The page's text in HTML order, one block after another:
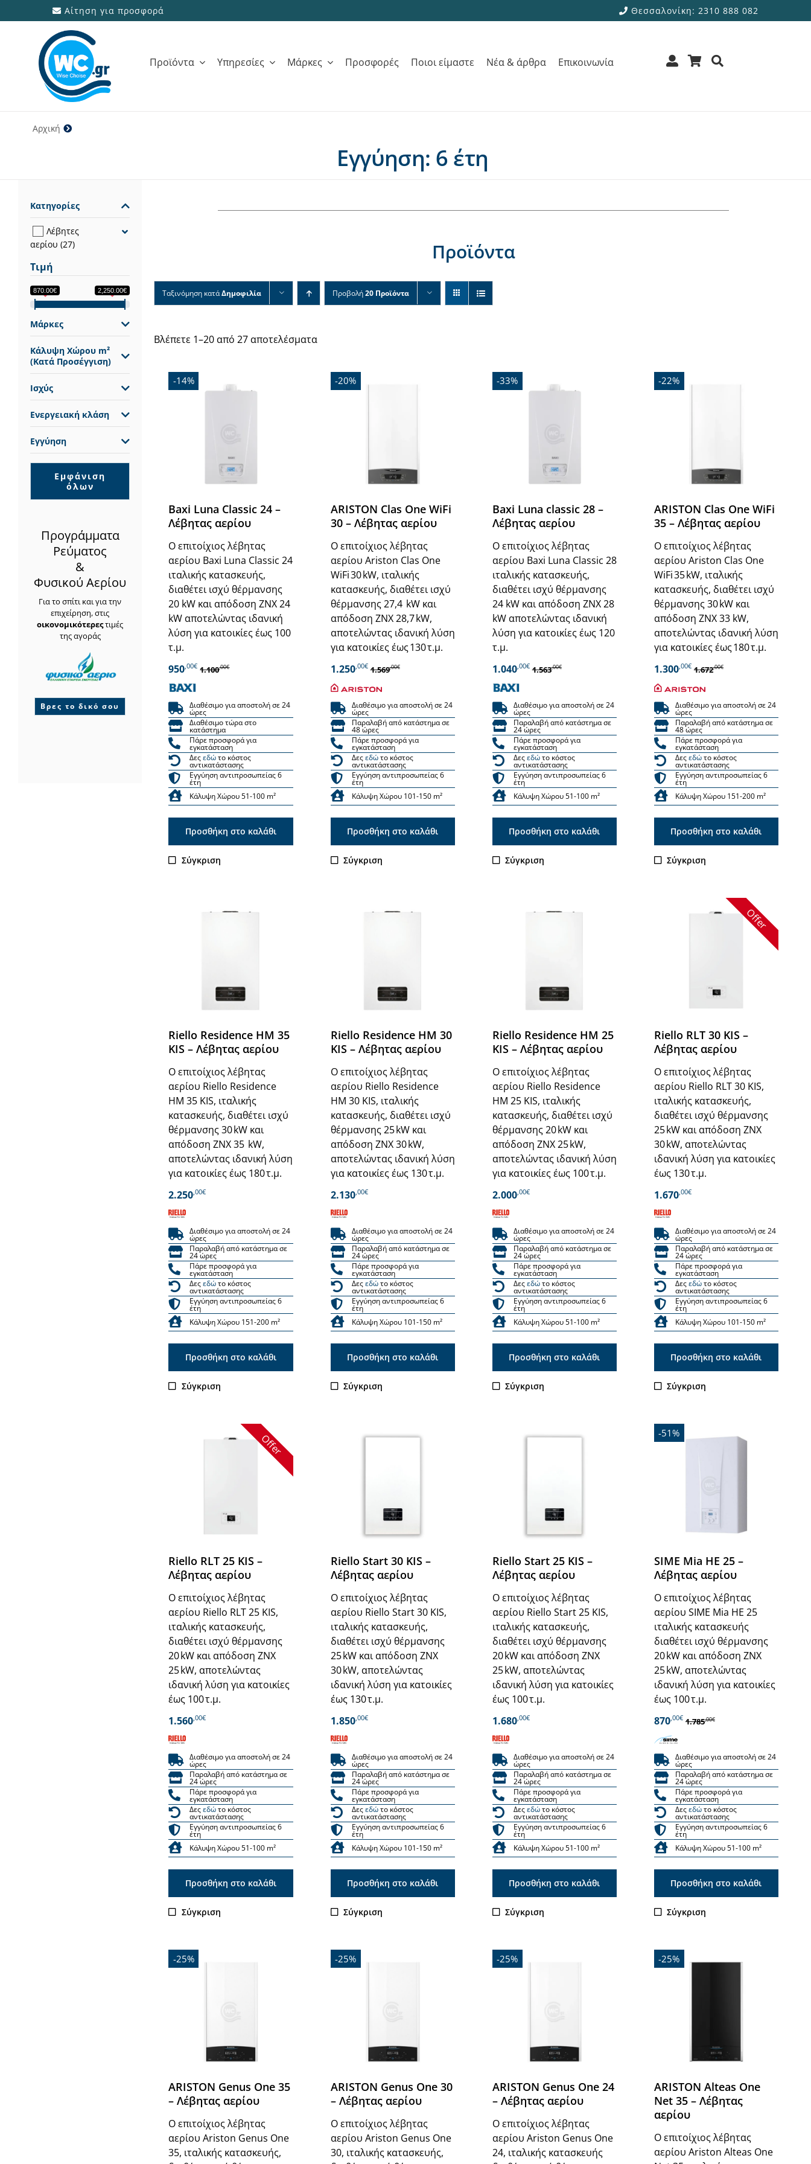
στο
περιεχόμενο
Αίτηση για προσφορά Θεσσαλονίκη: 2310 888 082
Προϊόντα Υπηρεσίες Μάρκες Προσφορές Ποιοι είμαστε Νέα & άρθρα Επικοινωνία
Αρχική
Εγγύηση: 6 έτη
Προϊόντα
Ταξινόμηση κατάΔημοφιλία Προβολή20 Προϊόντα
Βλέπετε 1–20 από 27 αποτελέσματα
-14%
Baxi Luna Classic 24 –
Λέβητας αερίου
Ο επιτοίχιος λέβητας
αερίου Baxi Luna Classic 24
ιταλικής κατασκευής,
διαθέτει ισχύ θέρμανσης
20 kW και απόδοση ΖΝΧ 24
kW αποτελώντας ιδανική
λύση για κατοικίες έως 100
τ.μ.
950,00€ 1.100,00€
Διαθέσιμο για αποστολή σε 24
ώρες
Διαθέσιμο τώρα στο
κατάστημα
Πάρε προσφορά για
εγκατάσταση
Δεςεδώτο κόστος
αντικατάστασης
Εγγύηση αντιπροσωπείας 6
έτη
Κάλυψη Χώρου 51-100 m²
Προσθήκη στο καλάθι
Σύγκριση
-20%
ARISTON Clas One WiFi
30 – Λέβητας αερίου
Ο επιτοίχιος λέβητας
αερίου Ariston Clas One
WiFi 30 kW, ιταλικής
κατασκευής, διαθέτει ισχύ
θέρμανσης 27,4 kW και
απόδοση ΖΝΧ 28,7 kW,
αποτελώντας ιδανική λύση
για κατοικίες έως 130 τ.μ.
1.250,00€ 1.569,00€
Διαθέσιμο για αποστολή σε 24
ώρες
Παραλαβή από κατάστημα σε
48 ώρες
Πάρε προσφορά για
εγκατάσταση
Δεςεδώτο κόστος
αντικατάστασης
Εγγύηση αντιπροσωπείας 6
έτη
Κάλυψη Χώρου 101-150 m²
Προσθήκη στο καλάθι
Σύγκριση
-33%
Baxi Luna classic 28 –
Λέβητας αερίου
Ο επιτοίχιος λέβητας
αερίου Baxi Luna Classic 28
ιταλικής κατασκευής,
διαθέτει ισχύ θέρμανσης
24 kW και απόδοση ΖΝΧ 28
kW αποτελώντας ιδανική
λύση για κατοικίες έως 120
τ.μ.
1.040,00€ 1.563,00€
Διαθέσιμο για αποστολή σε 24
ώρες
Παραλαβή από κατάστημα σε
24 ώρες
Πάρε προσφορά για
εγκατάσταση
Δεςεδώτο κόστος
αντικατάστασης
Εγγύηση αντιπροσωπείας 6
έτη
Κάλυψη Χώρου 51-100 m²
Προσθήκη στο καλάθι
Σύγκριση
-22%
ARISTON Clas One WiFi
35 – Λέβητας αερίου
Ο επιτοίχιος λέβητας
αερίου Ariston Clas One
WiFi 35 kW, ιταλικής
κατασκευής, διαθέτει ισχύ
θέρμανσης 30 kW και
απόδοση ΖΝΧ 33 kW,
αποτελώντας ιδανική λύση
για κατοικίες έως 180 τ.μ.
1.300,00€ 1.672,00€
Διαθέσιμο για αποστολή σε 24
ώρες
Παραλαβή από κατάστημα σε
48 ώρες
Πάρε προσφορά για
εγκατάσταση
Δεςεδώτο κόστος
αντικατάστασης
Εγγύηση αντιπροσωπείας 6
έτη
Κάλυψη Χώρου 151-200 m²
Προσθήκη στο καλάθι
Σύγκριση
Riello Residence ΗΜ 35
KIS – Λέβητας αερίου
Ο επιτοίχιος λέβητας
αερίου Riello Residence
HM 35 KIS, ιταλικής
κατασκευής, διαθέτει ισχύ
θέρμανσης 30 kW και
απόδοση ΖΝΧ 35 kW,
αποτελώντας ιδανική λύση
για κατοικίες έως 180 τ.μ.
2.250,00€
Διαθέσιμο για αποστολή σε 24
ώρες
Παραλαβή από κατάστημα σε
24 ώρες
Πάρε προσφορά για
εγκατάσταση
Δεςεδώτο κόστος
αντικατάστασης
Εγγύηση αντιπροσωπείας 6
έτη
Κάλυψη Χώρου 151-200 m²
Προσθήκη στο καλάθι
Σύγκριση
Riello Residence HM 30
KIS – Λέβητας αερίου
Ο επιτοίχιος λέβητας
αερίου Riello Residence
HM 30 KIS, ιταλικής
κατασκευής, διαθέτει ισχύ
θέρμανσης 25 kW και
απόδοση ΖΝΧ 30 kW,
αποτελώντας ιδανική λύση
για κατοικίες έως 130 τ.μ.
2.130,00€
Διαθέσιμο για αποστολή σε 24
ώρες
Παραλαβή από κατάστημα σε
24 ώρες
Πάρε προσφορά για
εγκατάσταση
Δεςεδώτο κόστος
αντικατάστασης
Εγγύηση αντιπροσωπείας 6
έτη
Κάλυψη Χώρου 101-150 m²
Προσθήκη στο καλάθι
Σύγκριση
Riello Residence HM 25
KIS – Λέβητας αερίου
Ο επιτοίχιος λέβητας
αερίου Riello Residence
HM 25 KIS, ιταλικής
κατασκευής, διαθέτει ισχύ
θέρμανσης 20 kW και
απόδοση ΖΝΧ 25 kW,
αποτελώντας ιδανική λύση
για κατοικίες έως 100 τ.μ.
2.000,00€
Διαθέσιμο για αποστολή σε 24
ώρες
Παραλαβή από κατάστημα σε
24 ώρες
Πάρε προσφορά για
εγκατάσταση
Δεςεδώτο κόστος
αντικατάστασης
Εγγύηση αντιπροσωπείας 6
έτη
Κάλυψη Χώρου 51-100 m²
Προσθήκη στο καλάθι
Σύγκριση
Offer
Riello RLT 30 KIS –
Λέβητας αερίου
Ο επιτοίχιος λέβητας
αερίου Riello RLT 30 KIS,
ιταλικής κατασκευής,
διαθέτει ισχύ θέρμανσης
25 kW και απόδοση ΖΝΧ
30 kW, αποτελώντας
ιδανική λύση για κατοικίες
έως 130 τ.μ.
1.670,00€
Διαθέσιμο για αποστολή σε 24
ώρες
Παραλαβή από κατάστημα σε
24 ώρες
Πάρε προσφορά για
εγκατάσταση
Δεςεδώτο κόστος
αντικατάστασης
Εγγύηση αντιπροσωπείας 6
έτη
Κάλυψη Χώρου 101-150 m²
Προσθήκη στο καλάθι
Σύγκριση
Offer
Riello RLT 25 KIS –
Λέβητας αερίου
Ο επιτοίχιος λέβητας
αερίου Riello RLT 25 KIS,
ιταλικής κατασκευής,
διαθέτει ισχύ θέρμανσης
20 kW και απόδοση ΖΝΧ
25 kW, αποτελώντας
ιδανική λύση για κατοικίες
έως 100 τ.μ.
1.560,00€
Διαθέσιμο για αποστολή σε 24
ώρες
Παραλαβή από κατάστημα σε
24 ώρες
Πάρε προσφορά για
εγκατάσταση
Δεςεδώτο κόστος
αντικατάστασης
Εγγύηση αντιπροσωπείας 6
έτη
Κάλυψη Χώρου 51-100 m²
Προσθήκη στο καλάθι
Σύγκριση
Riello Start 30 KIS –
Λέβητας αερίου
Ο επιτοίχιος λέβητας
αερίου Riello Start 30 KIS,
ιταλικής κατασκευής,
διαθέτει ισχύ θέρμανσης
25 kW και απόδοση ZNX
30 kW, αποτελώντας
ιδανική λύση για κατοικίες
έως 130 τ.μ.
1.850,00€
Διαθέσιμο για αποστολή σε 24
ώρες
Παραλαβή από κατάστημα σε
24 ώρες
Πάρε προσφορά για
εγκατάσταση
Δεςεδώτο κόστος
αντικατάστασης
Εγγύηση αντιπροσωπείας 6
έτη
Κάλυψη Χώρου 101-150 m²
Προσθήκη στο καλάθι
Σύγκριση
Riello Start 25 KIS –
Λέβητας αερίου
Ο επιτοίχιος λέβητας
αερίου Riello Start 25 KIS,
ιταλικής κατασκευής,
διαθέτει ισχύ θέρμανσης
20 kW και απόδοση ZNX
25 kW, αποτελώντας
ιδανική λύση για κατοικίες
έως 100 τ.μ.
1.680,00€
Διαθέσιμο για αποστολή σε 24
ώρες
Παραλαβή από κατάστημα σε
24 ώρες
Πάρε προσφορά για
εγκατάσταση
Δεςεδώτο κόστος
αντικατάστασης
Εγγύηση αντιπροσωπείας 6
έτη
Κάλυψη Χώρου 51-100 m²
Προσθήκη στο καλάθι
Σύγκριση
-51%
SIME Mia HE 25 –
Λέβητας αερίου
Ο επιτοίχιος λέβητας
αερίου SIME Mia HE 25
ιταλικής κατασκευής
διαθέτει ισχύ θέρμανσης
20 kW και απόδοση ΖΝΧ
25 kW, αποτελώντας
ιδανική λύση για κατοικίες
έως 100 τ.μ.
870,00€ 1.785,00€
Διαθέσιμο για αποστολή σε 24
ώρες
Παραλαβή από κατάστημα σε
24 ώρες
Πάρε προσφορά για
εγκατάσταση
Δεςεδώτο κόστος
αντικατάστασης
Εγγύηση αντιπροσωπείας 6
έτη
Κάλυψη Χώρου 51-100 m²
Προσθήκη στο καλάθι
Σύγκριση
-25%
ARISTON Genus One 35
– Λέβητας αερίου
Ο επιτοίχιος λέβητας
αερίου Ariston Genus One
35, ιταλικής κατασκευής,
-25%
ARISTON Genus One 30
– Λέβητας αερίου
Ο επιτοίχιος λέβητας
αερίου Ariston Genus One
30, ιταλικής κατασκευής,
-25%
ARISTON Genus One 24
– Λέβητας αερίου
Ο επιτοίχιος λέβητας
αερίου Ariston Genus One
24, ιταλικής κατασκευής
-25%
ARISTON Alteas One
Net 35 – Λέβητας
αερίου
Ο επιτοίχιος λέβητας
αερίου Ariston Alteas One
Κατηγορίες
Λέβητες
αερίου (27)
Τιμή
870.00€ 2,250.00€
Μάρκες
Κάλυψη Χώρου m²
(Κατά Προσέγγιση)
Ισχύς
Ενεργειακή κλάση
Εγγύηση
Εμφάνιση
όλων
Προγράμματα
Ρεύματος
&
Φυσικού Αερίου
Για το σπίτι και για την
επιχείρηση, στις
οικονομικότερεςτιμές
της αγοράς
Βρες το δικό σου